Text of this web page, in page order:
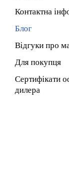
Контактна
Блог
Відгуки про
Для покупця
Сертифікати
дилера